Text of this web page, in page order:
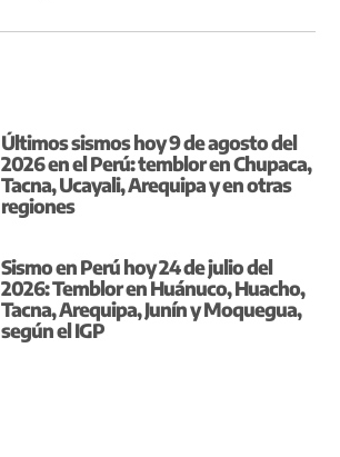
Últimos sismos hoy 9 de agosto del
2026 en el Perú: temblor en Chupaca,
Tacna, Ucayali, Arequipa y en otras
regiones
Sismo en Perú hoy 24 de julio del
2026: Temblor en Huánuco, Huacho,
Tacna, Arequipa, Junín y Moquegua,
según el IGP